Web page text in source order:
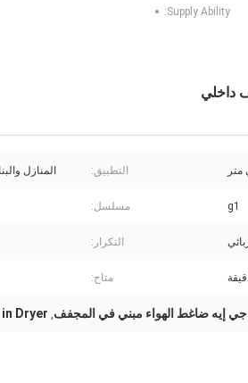
Supply Ability:
التطبيق: المنازل
g1 مسلسل:
التكرار:
متاح:
إيه ضاغط الهواء مبني في المجفف,
Dryer